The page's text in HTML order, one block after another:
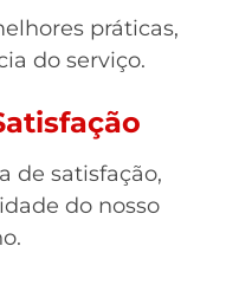
práticas,
do serviço.
de satisfação,
do nosso